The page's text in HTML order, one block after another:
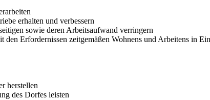
erhalten und verbessern
sowie deren Arbeitsaufwand verringern
Erfordernissen zeitgemäßen Wohnens und Arbeitens in
herstellen
des Dorfes leisten